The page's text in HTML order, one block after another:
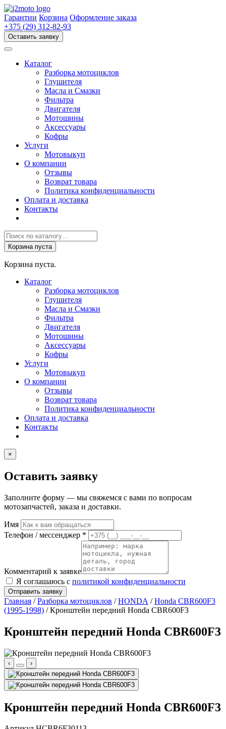
Перейти
к
содержимому
Гарантии Корзина Оформление заказа
+375 (29) 312-82-93
Оставить заявку
Каталог
Разборка мотоциклов
Глушителя
Масла и Смазки
Фильтра
Двигателя
Мотошины
Аксессуары
Кофры
Услуги
Мотовыкуп
О компании
Отзывы
Возврат товара
Политика конфиденциальности
Оплата и доставка
Контакты
Поиск
товаров
Корзина пуста
Корзина пуста.
Каталог
Разборка мотоциклов
Глушителя
Масла и Смазки
Фильтра
Двигателя
Мотошины
Аксессуары
Кофры
Услуги
Мотовыкуп
О компании
Отзывы
Возврат товара
Политика конфиденциальности
Оплата и доставка
Контакты
×
Оставить заявку
Заполните форму — мы свяжемся с вами по вопросам
мотозапчастей, заказа и доставки.
Имя
Телефон / мессенджер *
Комментарий к заявке
Я соглашаюсь с политикой конфиденциальности
Отправить заявку
Главная /Разборка мотоциклов /HONDA /Honda CBR600F3
(1995-1998) / Кронштейн передний Honda CBR600F3
Кронштейн передний Honda CBR600F3
‹ ›
Кронштейн передний Honda CBR600F3